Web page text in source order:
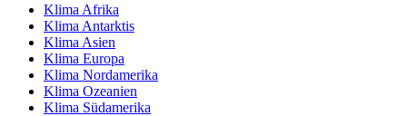
Klima Afrika
Klima Antarktis
Klima Asien
Klima Europa
Klima Nordamerika
Klima Ozeanien
Klima Südamerika